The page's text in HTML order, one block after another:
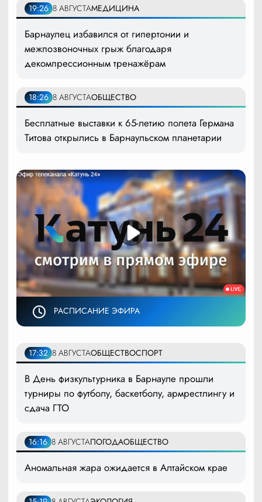
19:26 8 АВГУСТАМЕДИЦИНА
Барнаулец избавился от гипертонии и
межпозвоночных грыж благодаря
декомпрессионным тренажёрам
18:26 8 АВГУСТАОБЩЕСТВО
Бесплатные выставки к 65-летию полета Германа
Титова открылись в Барнаульском планетарии
РАСПИСАНИЕ ЭФИРА
17:32 8 АВГУСТАОБЩЕСТВОСПОРТ
В День физкультурника в Барнауле прошли
турниры по футболу, баскетболу, армрестлингу и
сдача ГТО
16:16 8 АВГУСТАПОГОДАОБЩЕСТВО
Аномальная жара ожидается в Алтайском крае